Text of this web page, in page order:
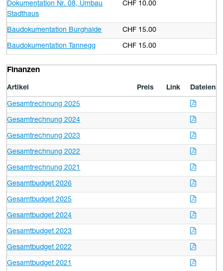
Dokumentation Nr. 08, Umbau
Stadthaus
CHF 10.00
Baudokumentation Burghalde CHF 15.00
Baudokumentation Tannegg CHF 15.00
Finanzen
Artikel Preis Link Dateien
Gesamtrechnung 2025
Gesamtrechnung 2024
Gesamtrechnung 2023
Gesamtrechnung 2022
Gesamtrechnung 2021
Gesamtbudget 2026
Gesamtbudget 2025
Gesamtbudget 2024
Gesamtbudget 2023
Gesamtbudget 2022
Gesamtbudget 2021